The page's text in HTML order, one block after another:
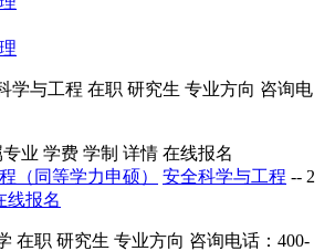
学与工程 在职 研究生 专业方向 咨询电
专业 学费 学制 详情 在线报名
（同等学力申硕）
安全科学与工程 -- 2
线报名
在职 研究生 专业方向 咨询电话：400-